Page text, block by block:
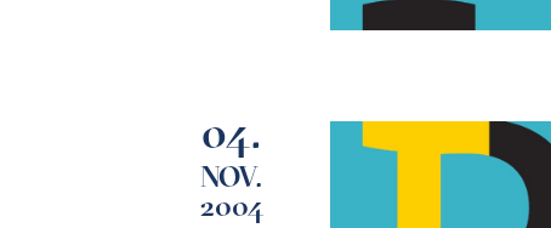
04.
NOV.
2004